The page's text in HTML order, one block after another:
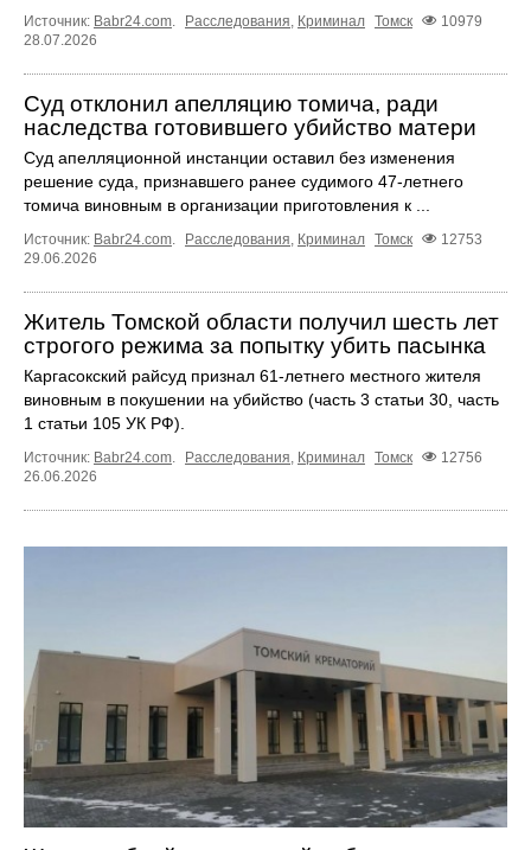
Источник: Babr24.com. Расследования, Криминал Томск
10979
28.07.2026
Суд отклонил апелляцию томича, ради
наследства готовившего убийство матери
Суд апелляционной инстанции оставил без изменения
решение суда, признавшего ранее судимого 47-летнего
томича виновным в организации приготовления к ...
Источник: Babr24.com. Расследования, Криминал Томск
12753
29.06.2026
Житель Томской области получил шесть лет
строгого режима за попытку убить пасынка
Каргасокский райсуд признал 61-летнего местного жителя
виновным в покушении на убийство (часть 3 статьи 30, часть
1 статьи 105 УК РФ).
Источник: Babr24.com. Расследования, Криминал Томск
12756
26.06.2026